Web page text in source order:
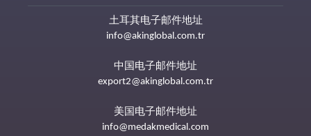
土耳其电子邮件地址
info@akinglobal.com.tr
中国电子邮件地址
export2@akinglobal.com.tr
美国电子邮件地址
info@medakmedical.com